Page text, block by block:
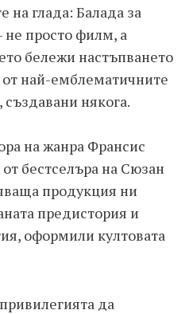
на глада: Балада за
просто филм, а
бележи настъпването
от най-емблематичните
някога.
на жанра Франсис
бестселъра на Сюзан
продукция ни
предистория и
оформили култовата
да